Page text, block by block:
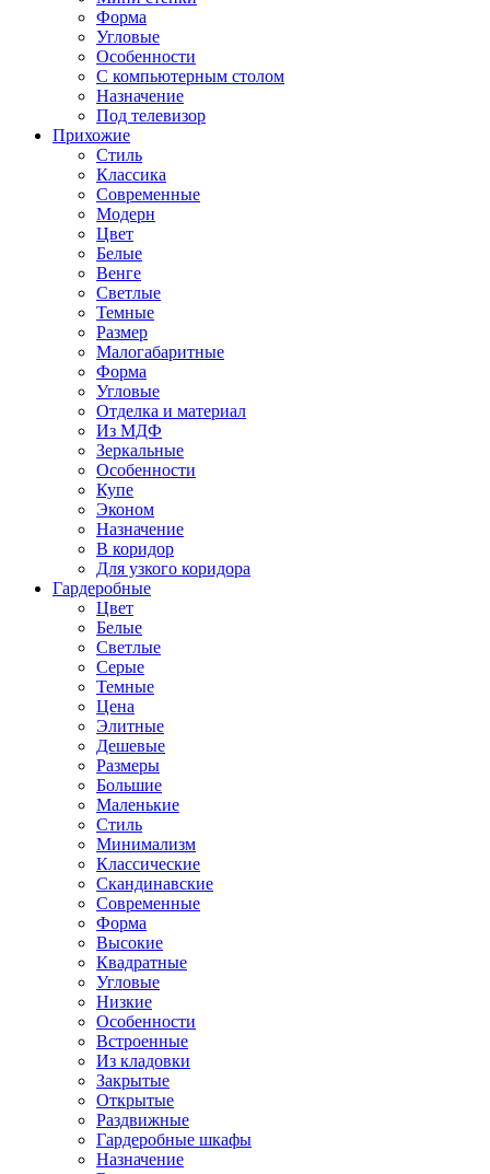
Форма
Угловые
Особенности
С компьютерным столом
Назначение
Под телевизор
Прихожие
Стиль
Классика
Современные
Модерн
Цвет
Белые
Венге
Светлые
Темные
Размер
Малогабаритные
Форма
Угловые
Отделка и материал
Из МДФ
Зеркальные
Особенности
Купе
Эконом
Назначение
В коридор
Для узкого коридора
Гардеробные
Цвет
Белые
Светлые
Серые
Темные
Цена
Элитные
Дешевые
Размеры
Большие
Маленькие
Стиль
Минимализм
Классические
Скандинавские
Современные
Форма
Высокие
Квадратные
Угловые
Низкие
Особенности
Встроенные
Из кладовки
Закрытые
Открытые
Раздвижные
Гардеробные шкафы
Назначение